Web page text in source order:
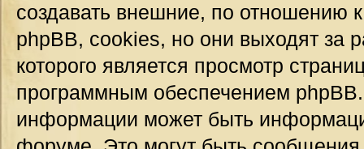
создавать внешние, по отношению
phpBB, cookies, но они выходят за
которого является просмотр
программным обеспечением
информации может быть